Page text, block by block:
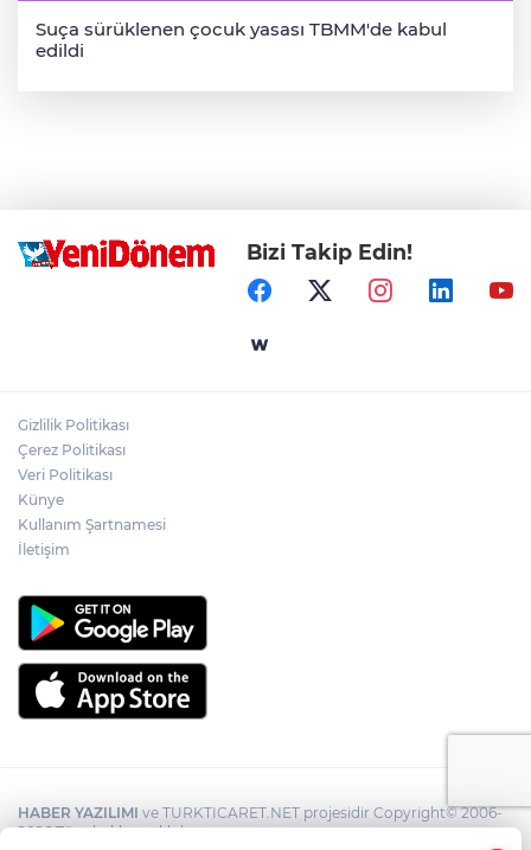
Suça sürüklenen çocuk yasası TBMM'de kabul
edildi
Bizi Takip Edin!
Gizlilik Politikası
Çerez Politikası
Veri Politikası
Künye
Kullanım Şartnamesi
İletişim
HABER YAZILIMI ve TURKTICARET.NET projesidir Copyright© 2006-
2026 Tüm hakları saklıdır.